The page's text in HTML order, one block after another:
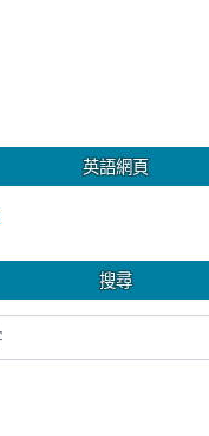
英語網頁
搜尋